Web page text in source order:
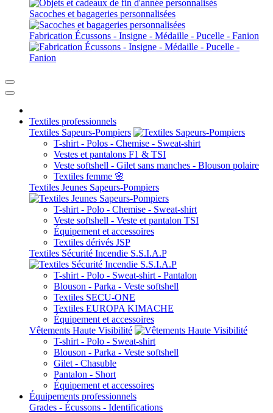
Sacoches et bagageries personnalisées
Fabrication Écussons - Insigne - Médaille - Pucelle - Fanion
Textiles professionnels
Textiles Sapeurs-Pompiers
T-shirt - Polos - Chemise - Sweat-shirt
Vestes et pantalons F1 & TSI
Veste softshell - Gilet sans manches - Blouson polaire
Textiles femme 🌸
Textiles Jeunes Sapeurs-Pompiers
T-shirt - Polo - Chemise - Sweat-shirt
Veste softshell - Veste et pantalon TSI
Équipement et accessoires
Textiles dérivés JSP
Textiles Sécurité Incendie S.S.I.A.P
T-shirt - Polo - Sweat-shirt - Pantalon
Blouson - Parka - Veste softshell
Textiles SECU-ONE
Textiles EUROPA KIMACHE
Équipement et accessoires
Vêtements Haute Visibilité
T-shirt - Polo - Sweat-shirt
Blouson - Parka - Veste softshell
Gilet - Chasuble
Pantalon - Short
Équipement et accessoires
Équipements professionnels
Grades - Écussons - Identifications